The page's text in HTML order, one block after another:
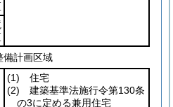
計画区域
(1) 住宅
(2) 建築基準法施行令第130条
の3に定める兼用住宅